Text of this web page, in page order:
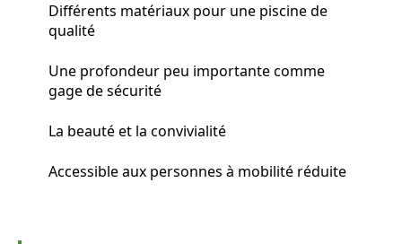
Différents matériaux pour une piscine de
qualité
Une profondeur peu importante comme
gage de sécurité
La beauté et la convivialité
Accessible aux personnes à mobilité réduite